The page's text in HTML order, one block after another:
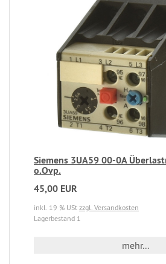
Siemens 3UA59 00-0A
o.Ovp.
45,00 EUR
inkl. 19 % USt zzgl. Versandkosten
Lagerbestand 1
mehr...